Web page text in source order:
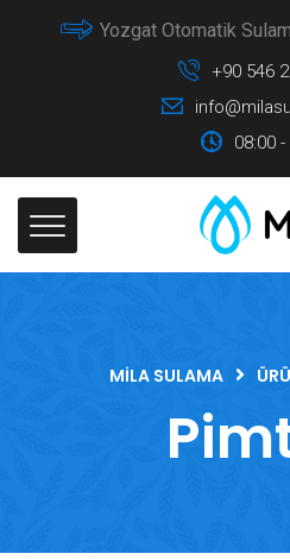
Yozgat Otomatik
+90 546
08:00
MILA SULAMA